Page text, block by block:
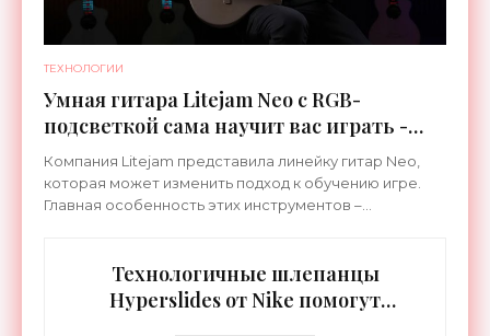
ТЕХНОЛОГИИ
Умная гитара Litejam Neo с RGB-
подсветкой сама научит вас играть -
«Гаджеты»
Компания Litejam представила линейку гитар Neo,
которая может изменить подход к обучению игре.
Главная особенность этих инструментов –
Технологичные шлепанцы
Hyperslides от Nike помогут